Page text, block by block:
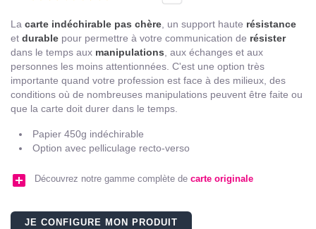
La carte indéchirable pas chère, un support haute résistance
et durable pour permettre à votre communication de résister
dans le temps aux manipulations, aux échanges et aux
personnes les moins attentionnées. C'est une option très
importante quand votre profession est face à des milieux, des
conditions où de nombreuses manipulations peuvent être faite ou
que la carte doit durer dans le temps.
Papier 450g indéchirable
Option avec pelliculage recto-verso
add_box Découvrez notre gamme complète de carte originale
JE CONFIGURE MON PRODUIT